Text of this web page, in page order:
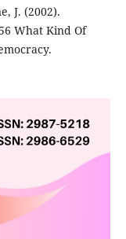
J. (2002).
What Kind Of